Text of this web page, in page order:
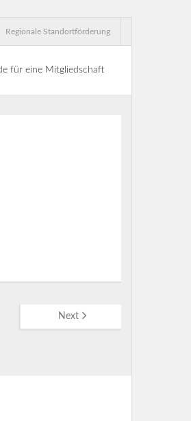
Regionale Standortförderung
für eine Mitgliedschaft
Next